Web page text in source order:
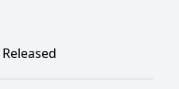
Released